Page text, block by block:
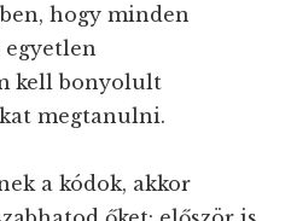
hogy minden
kell bonyolult
megtanulni.
a kódok, akkor